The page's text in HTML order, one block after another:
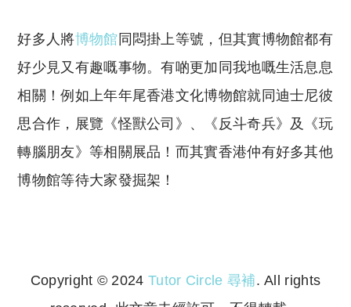
好多人將博物館 同悶掛上等號，但其實博物館都有
好少見又有趣嘅事物。有啲更加同我地嘅生活息息
相關！例如上年年尾香港文化博物館就同迪士尼彼
思合作，展覽《怪獸公司》、《反斗奇兵》及《玩
轉腦朋友》等相關展品！而其實香港仲有好多其他
博物館等待大家發掘架！
Copyright © 2024 Tutor Circle 尋補. All rights